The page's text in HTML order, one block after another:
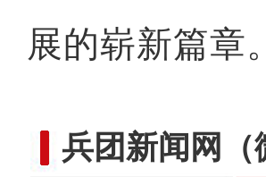
展的崭新篇章。
兵团新闻网